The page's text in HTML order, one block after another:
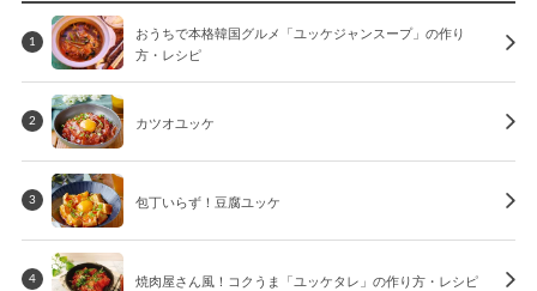
1
おうちで本格韓国グルメ「ユッケジャンスープ」の作り
方・レシピ
2 カツオユッケ
3 包丁いらず！豆腐ユッケ
4 焼肉屋さん風！コクうま「ユッケタレ」の作り方・レシピ